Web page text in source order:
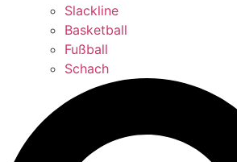
Slackline
Basketball
Fußball
Schach